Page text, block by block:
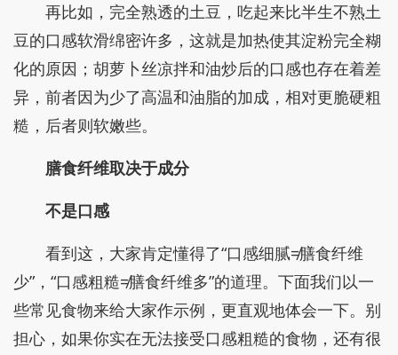
再比如，完全熟透的土豆，吃起来比半生不熟土
豆的口感软滑绵密许多，这就是加热使其淀粉完全糊
化的原因；胡萝卜丝凉拌和油炒后的口感也存在着差
异，前者因为少了高温和油脂的加成，相对更脆硬粗
糙，后者则软嫩些。
膳食纤维取决于成分
不是口感
看到这，大家肯定懂得了“口感细腻≠膳食纤维
少”，“口感粗糙≠膳食纤维多”的道理。下面我们以一
些常见食物来给大家作示例，更直观地体会一下。别
担心，如果你实在无法接受口感粗糙的食物，还有很